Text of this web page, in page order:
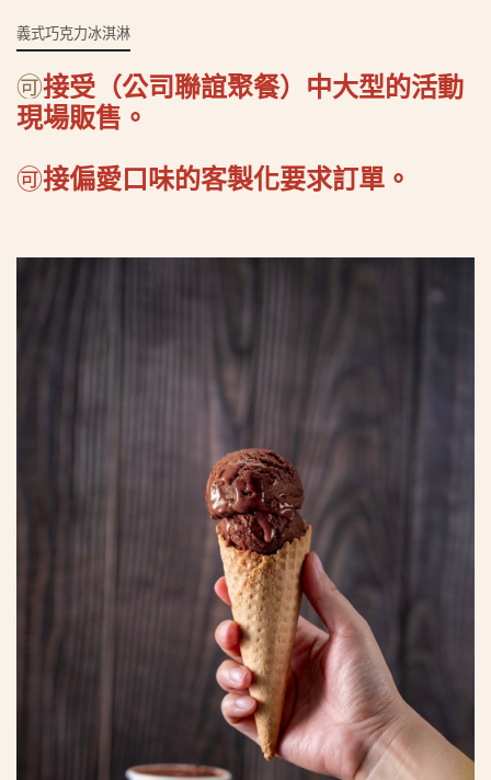
義式巧克力冰淇淋
🉑接受（公司聯誼聚餐）中大型的活動
現場販售。
🉑接偏愛口味的客製化要求訂單 。